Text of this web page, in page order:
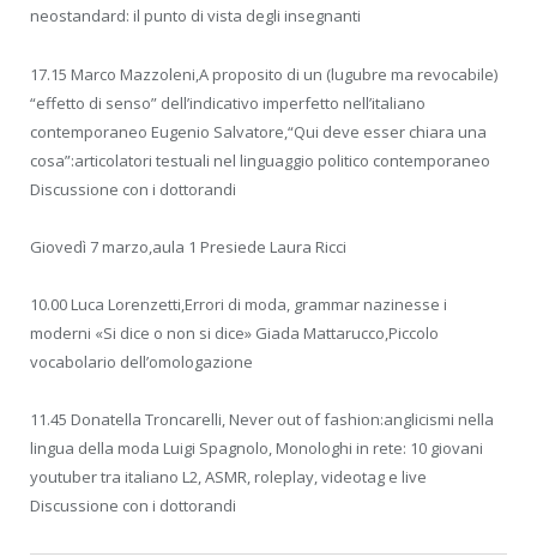
neostandard: il punto di vista degli insegnanti
17.15 Marco Mazzoleni,A proposito di un (lugubre ma revocabile)
“effetto di senso” dell’indicativo imperfetto nell’italiano
contemporaneo Eugenio Salvatore,“Qui deve esser chiara una
cosa”:articolatori testuali nel linguaggio politico contemporaneo
Discussione con i dottorandi
Giovedì 7 marzo,aula 1 Presiede Laura Ricci
10.00 Luca Lorenzetti,Errori di moda, grammar nazinesse i
moderni «Si dice o non si dice» Giada Mattarucco,Piccolo
vocabolario dell’omologazione
11.45 Donatella Troncarelli, Never out of fashion:anglicismi nella
lingua della moda Luigi Spagnolo, Monologhi in rete: 10 giovani
youtuber tra italiano L2, ASMR, roleplay, videotag e live
Discussione con i dottorandi